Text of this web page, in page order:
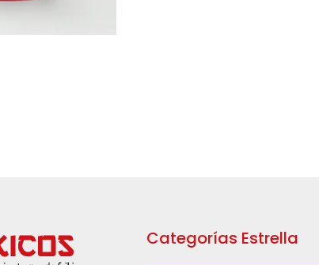
Categorías Estrella